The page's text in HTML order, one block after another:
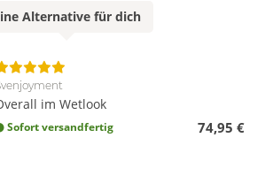
Alternativefür dich
im Wetlook
Sofort versandfertig 74,95 €